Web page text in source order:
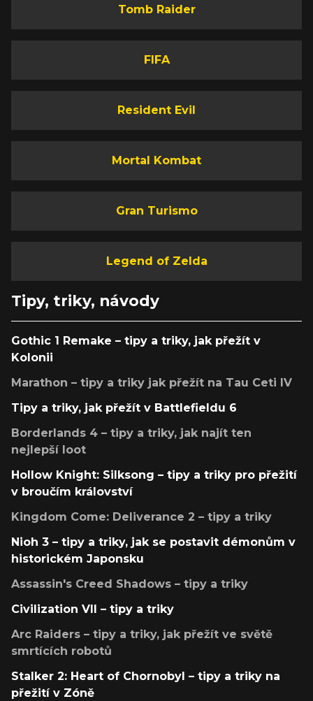
Tomb Raider
FIFA
Resident Evil
Mortal Kombat
Gran Turismo
Legend of Zelda
Tipy, triky, návody
Gothic 1 Remake – tipy a triky, jak přežít v
Kolonii
Marathon – tipy a triky jak přežít na Tau Ceti IV
Tipy a triky, jak přežít v Battlefieldu 6
Borderlands 4 – tipy a triky, jak najít ten
nejlepší loot
Hollow Knight: Silksong – tipy a triky pro přežití
v broučím království
Kingdom Come: Deliverance 2 – tipy a triky
Nioh 3 – tipy a triky, jak se postavit démonům v
historickém Japonsku
Assassin's Creed Shadows – tipy a triky
Civilization VII – tipy a triky
Arc Raiders – tipy a triky, jak přežít ve světě
smrtících robotů
Stalker 2: Heart of Chornobyl – tipy a triky na
přežití v Zóně